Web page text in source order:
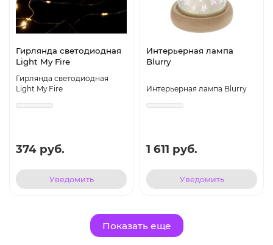
Гирлянда светодиодная
Light My Fire
Гирлянда светодиодная
Light My Fire
374 руб.
Уведомить
Интерьерная лампа
Blurry
Интерьерная лампа Blurry
1 611 руб.
Уведомить
Показать еще